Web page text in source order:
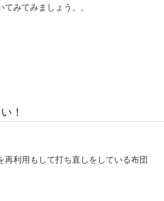
みてみましょう。。
！
再利用もして打ち直しをしている布団